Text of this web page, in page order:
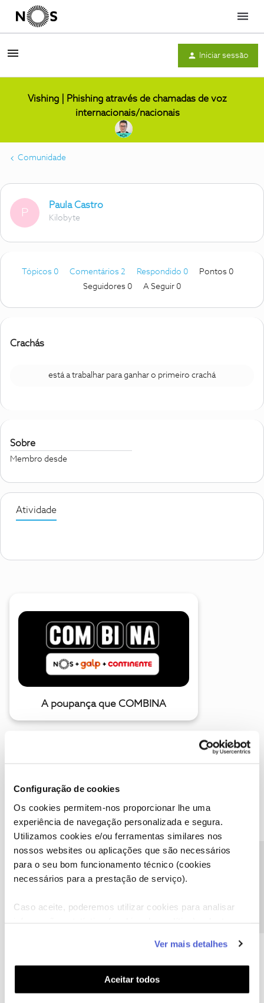
Configuração de cookies
Os cookies permitem-nos proporcionar lhe uma
experiência de navegação personalizada e segura.
Utilizamos cookies e/ou ferramentas similares nos
nossos websites ou aplicações que são necessários
para o seu bom funcionamento técnico (cookies
necessários para a prestação de serviço).
Caso aceite, poderemos utilizar cookies para analisar
funcionalidades (cookies de personalização e
funcionalidade) e adaptar anúncios aos seus interesses
(cookies de publicidade personalizada). Pode gerir a
utilização dos cookies clicando em "Configurar
Ver mais detalhes
Aceitar todos
Menu
Iniciar sessão
Vishing | Phishing através de chamadas de voz
internacionais/nacionais
Comunidade
P
Paula Castro
Kilobyte
Tópicos 0 Comentários 2 Respondido 0
Pontos 0
Seguidores 0 A Seguir 0
Crachás
está a trabalhar para ganhar o primeiro crachá
Sobre
Membro desde
Atividade
A poupança que COMBINA
Descubra as novidades de julho
Hall of Fame de julho